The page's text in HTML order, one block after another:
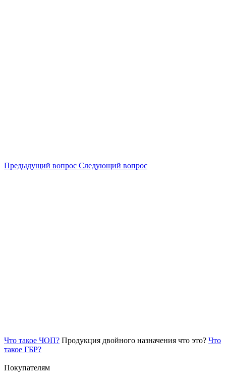
Предыдущий вопрос Следующий вопрос
Что такое ЧОП? Продукция двойного назначения что это? Что
такое ГБР?
Покупателям